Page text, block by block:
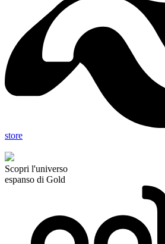
store
Scopri l'universo
espanso di Gold